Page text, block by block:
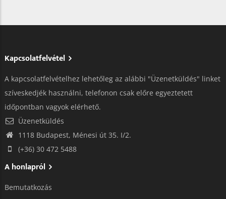
Kapcsolatfelvétel
A kapcsolatfelvételhez lehetőleg az alábbi "Üzenetküldés" linket
szíveskedjék használni, telefonon csak előre egyeztetett
időpontban vagyok elérhető.
Üzenetküldés
1118 Budapest, Ménesi út 35. I/2.
(+36) 30 472 5488
A honlapról
Bemutatkozás